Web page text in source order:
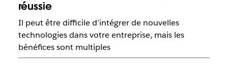
réussie
Il peut être difficile d’intégrer de nouvelles
technologies dans votre entreprise, mais les
bénéfices sont multiples